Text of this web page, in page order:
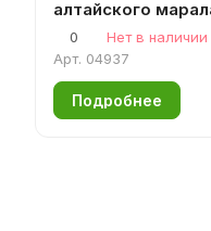
алтайского
2*135 капсул
курс) Пантопроект
0
Нет в наличии
Арт. 04937
Подробнее